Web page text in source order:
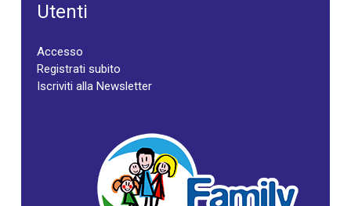
Utenti
Accesso
Registrati subito
Iscriviti alla Newsletter